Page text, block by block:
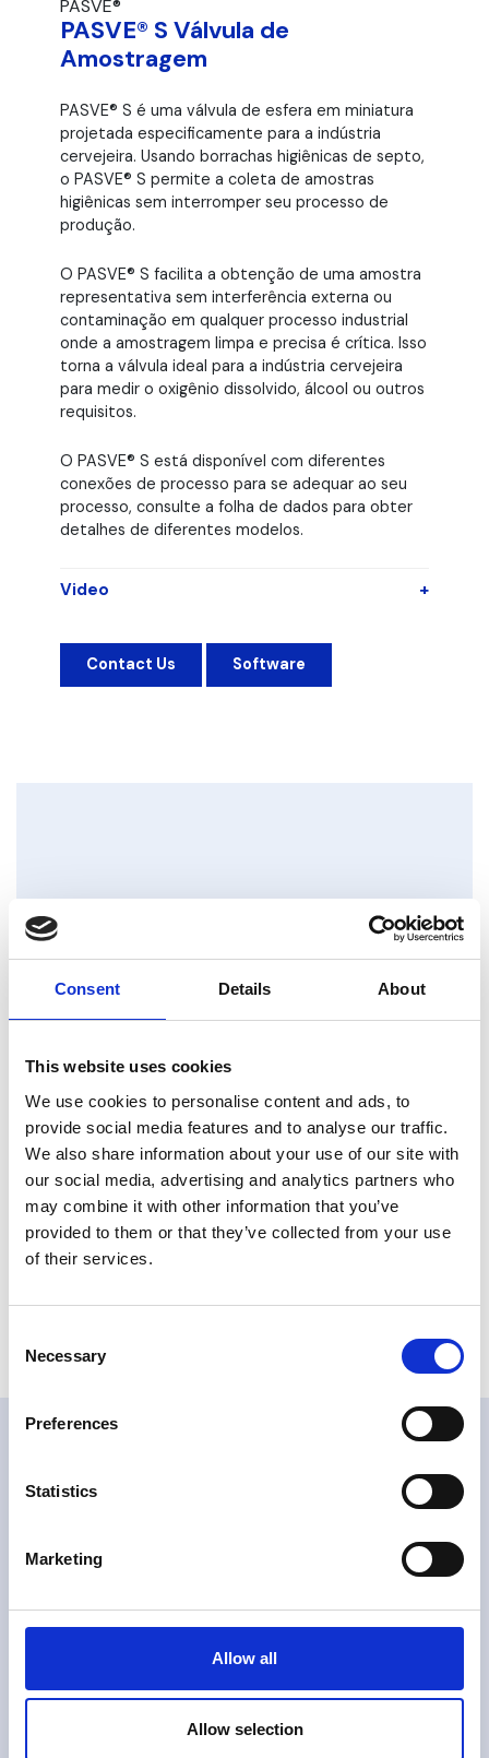
Consent Details About
This website uses cookies
We use cookies to personalise content and ads, to
provide social media features and to analyse our traffic.
We also share information about your use of our site with
our social media, advertising and analytics partners who
may combine it with other information that you’ve
provided to them or that they’ve collected from your use
of their services.
Selection
Necessary
Preferences
Statistics
Marketing
Allow all
Allow selection
PASVE®
PASVE® S Válvula de
Amostragem
PASVE® S é uma válvula de esfera em miniatura
projetada especificamente para a indústria
cervejeira. Usando borrachas higiênicas de septo,
o PASVE® S permite a coleta de amostras
higiênicas sem interromper seu processo de
produção.
O PASVE® S facilita a obtenção de uma amostra
representativa sem interferência externa ou
contaminação em qualquer processo industrial
onde a amostragem limpa e precisa é crítica. Isso
torna a válvula ideal para a indústria cervejeira
para medir o oxigênio dissolvido, álcool ou outros
requisitos.
O PASVE® S está disponível com diferentes
conexões de processo para se adequar ao seu
processo, consulte a folha de dados para obter
detalhes de diferentes modelos.
Video +
Contact Us Software
PASVE S Datasheet
Type: pdf | Size: 635,28 KB
PASVE S_C Manual
PASVE S_P Manual
Type: pdf | Size: 671,91 KB
PASVE S_TN Manual